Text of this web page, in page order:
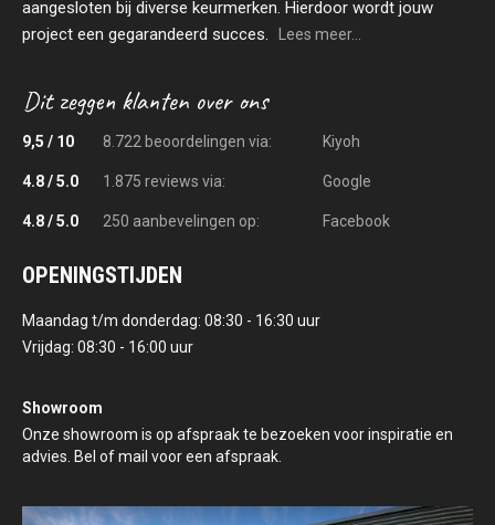
aangesloten bij diverse keurmerken. Hierdoor wordt jouw
project een gegarandeerd succes.
Lees meer...
9,5 / 10 8.722 beoordelingen via: Kiyoh
4.8 / 5.0 1.875 reviews via: Google
4.8 / 5.0 250 aanbevelingen op: Facebook
OPENINGSTIJDEN
Maandag t/m donderdag: 08:30 - 16:30 uur
Vrijdag: 08:30 - 16:00 uur
Showroom
Onze showroom is op afspraak te bezoeken voor inspiratie en
advies. Bel of mail voor een afspraak.